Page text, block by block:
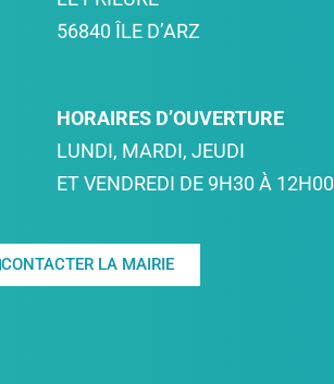
56840 ÎLE D’ARZ
HORAIRES D’OUVERTURE
LUNDI, MARDI, JEUDI
ET VENDREDI DE 9H30 À 12H00
CONTACTER LA MAIRIE